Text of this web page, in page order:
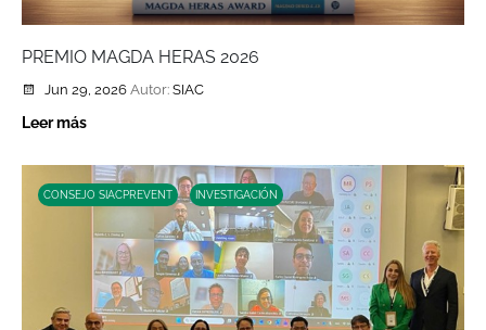
PREMIO MAGDA HERAS 2026
Jun 29, 2026 Autor: SIAC
Leer más
CONSEJO SIACPREVENT INVESTIGACIÓN